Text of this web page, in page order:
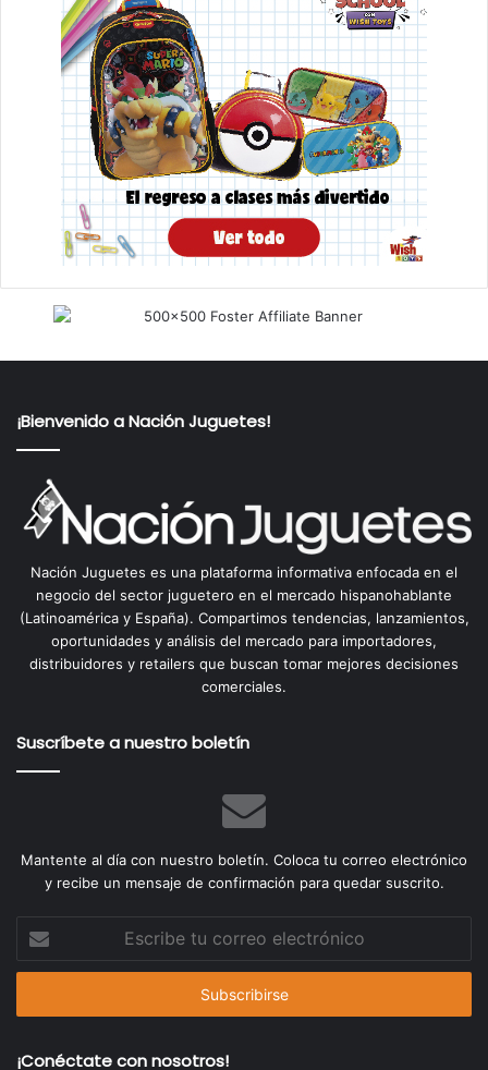
¡Bienvenido a Nación Juguetes!
Nación Juguetes es una plataforma informativa enfocada en el
negocio del sector juguetero en el mercado hispanohablante
(Latinoamérica y España). Compartimos tendencias, lanzamientos,
oportunidades y análisis del mercado para importadores,
distribuidores y retailers que buscan tomar mejores decisiones
comerciales.
Suscríbete a nuestro boletín
Mantente al día con nuestro boletín. Coloca tu correo electrónico
y recibe un mensaje de confirmación para quedar suscrito.
tu
correo
¡Conéctate con nosotros!